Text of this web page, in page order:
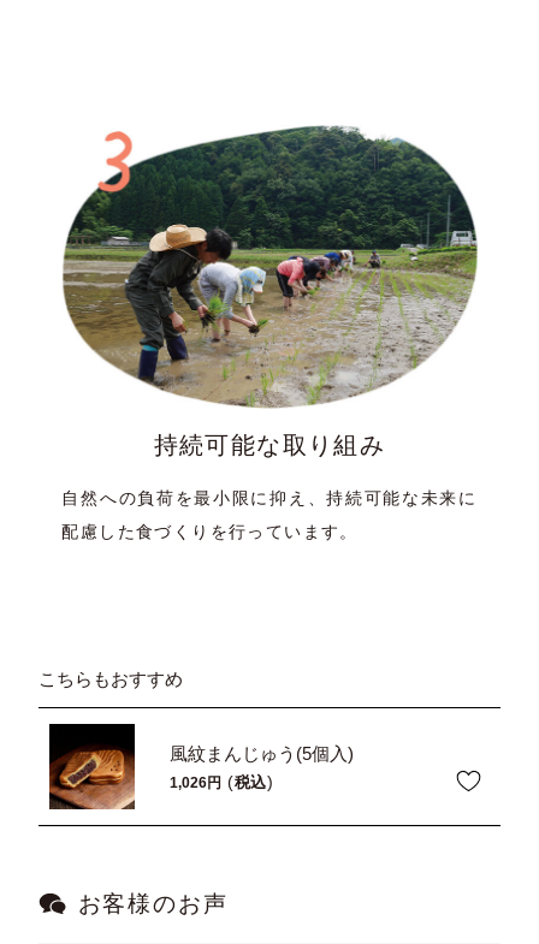
持続可能な取り組み
自然への負荷を最小限に抑え、持続可能な未来に
配慮した食づくりを行っています。
こちらもおすすめ
風紋まんじゅう(5個入)
1,026 税込
お客様のお声